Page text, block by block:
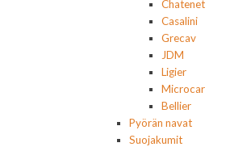
Chatenet
Casalini
Grecav
JDM
Ligier
Microcar
Bellier
Pyörän navat
Suojakumit